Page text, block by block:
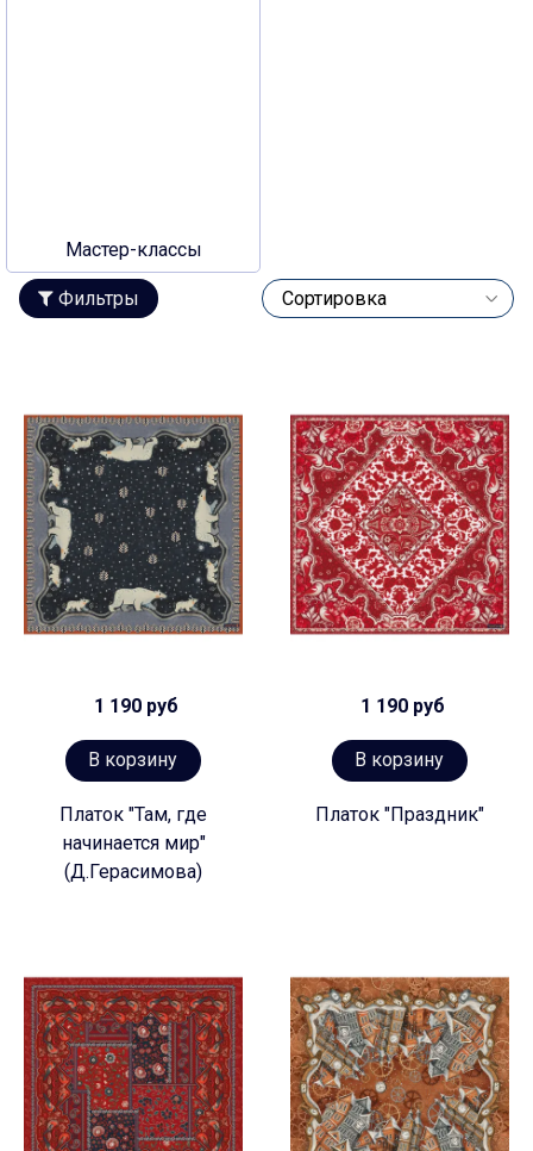
Мастер-классы
Фильтры
1 190 руб
В корзину
Платок "Там, где
начинается мир"
(Д.Герасимова)
1 190 руб
В корзину
Платок "Праздник"